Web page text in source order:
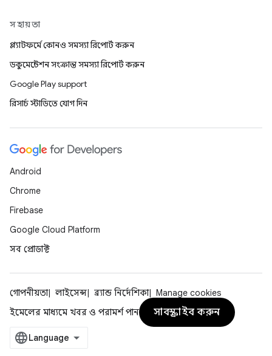
সহায়তা
প্ল্যাটফর্মে কোনও সমস্যা রিপোর্ট করুন
ডকুমেন্টেশন সংক্রান্ত সমস্যা রিপোর্ট করুন
Google Play support
রিসার্চ স্টাডিতে যোগ দিন
Android
Chrome
Firebase
Google Cloud Platform
সব প্রোডাক্ট
গোপনীয়তা লাইসেন্স ব্র্যান্ড নির্দেশিকা
Manage cookies
ইমেলের মাধ্যমে খবর ও পরামর্শ পান
সাবস্ক্রাইব করুন